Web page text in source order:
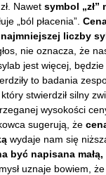
Nawet symbol „zł”
„ból płacenia”.
liczby
nie oznacza, że
jest więcej, będzie
to badania
stwierdził silny
wysokości
sugerują, że
wydaje nam się
być napisana
uznaje bowiem,